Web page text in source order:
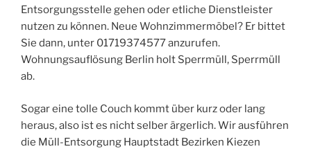
Entsorgungsstelle gehen oder etliche Dienstleister
nutzen zu können. Neue Wohnzimmermöbel? Er bittet
Sie dann, unter 01719374577 anzurufen.
Wohnungsauflösung Berlin holt Sperrmüll, Sperrmüll
ab.
Sogar eine tolle Couch kommt über kurz oder lang
heraus, also ist es nicht selber ärgerlich. Wir ausführen
die Müll-Entsorgung Hauptstadt Bezirken Kiezen